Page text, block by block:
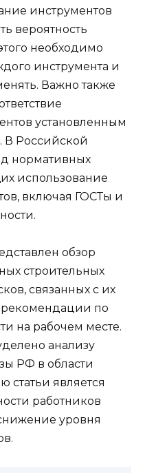
инструментов
вероятность
необходимо
инструмента и
Важно также
установленным
В Российской
нормативных
использование
включая ГОСТы и
обзор
строительных
связанных с их
рекомендации по
на рабочем месте.
анализу
РФ в области
статьи является
работников
уровня